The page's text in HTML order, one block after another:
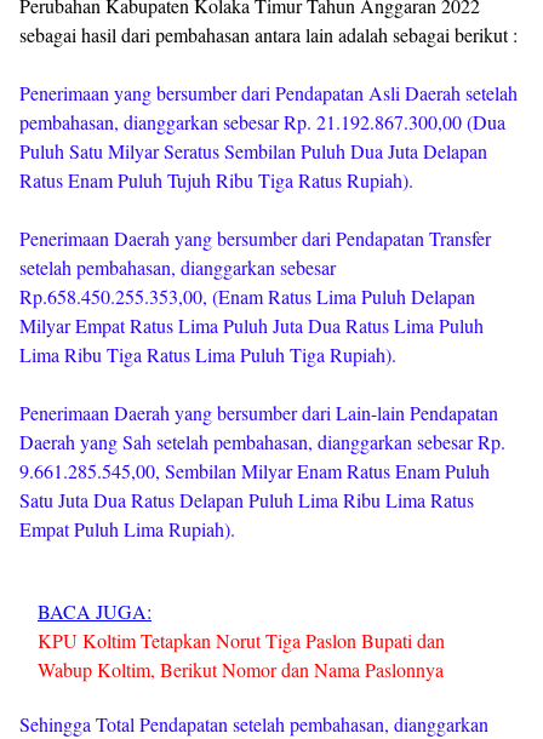
Perubahan Kabupaten Kolaka Timur Tahun Anggaran 2022
sebagai hasil dari pembahasan antara lain adalah sebagai berikut :
Penerimaan yang bersumber dari Pendapatan Asli Daerah setelah
pembahasan, dianggarkan sebesar Rp. 21.192.867.300,00 (Dua
Puluh Satu Milyar Seratus Sembilan Puluh Dua Juta Delapan
Ratus Enam Puluh Tujuh Ribu Tiga Ratus Rupiah).
Penerimaan Daerah yang bersumber dari Pendapatan Transfer
setelah pembahasan, dianggarkan sebesar
Rp.658.450.255.353,00, (Enam Ratus Lima Puluh Delapan
Milyar Empat Ratus Lima Puluh Juta Dua Ratus Lima Puluh
Lima Ribu Tiga Ratus Lima Puluh Tiga Rupiah).
Penerimaan Daerah yang bersumber dari Lain-lain Pendapatan
Daerah yang Sah setelah pembahasan, dianggarkan sebesar Rp.
9.661.285.545,00, Sembilan Milyar Enam Ratus Enam Puluh
Satu Juta Dua Ratus Delapan Puluh Lima Ribu Lima Ratus
Empat Puluh Lima Rupiah).
BACA JUGA:
KPU Koltim Tetapkan Norut Tiga Paslon Bupati dan
Wabup Koltim, Berikut Nomor dan Nama Paslonnya
Sehingga Total Pendapatan setelah pembahasan, dianggarkan